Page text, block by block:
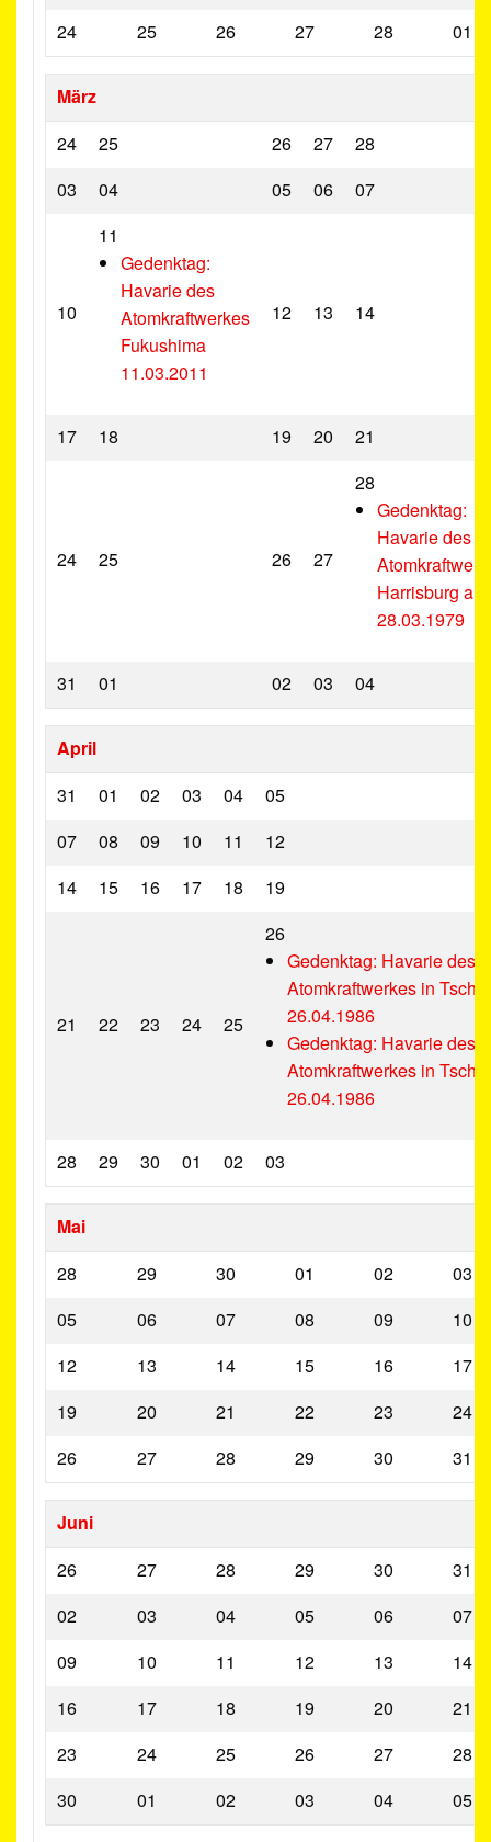
24
25 26 27 28 01
März
24
25 26 27
28
03
04 05 06 07
10
11
Gedenktag:
Havarie des
Atomkraftwerkes
Fukushima
11.03.2011
12 13 14
17 18 19 20 21
24 25 26 27
28
Gedenktag:
Havarie des
Harrisburg am
28.03.1979
31 01 02 03 04
April
31
01 02 03 04
05
07
08 09 10 11
12
14
15 16 17 18 19
21 22 23 24 25
26
Gedenktag: Havarie des
Atomkraftwerkes in
26.04.1986
Gedenktag: Havarie des
Atomkraftwerkes in
26.04.1986
28 29 30 01 02 03
Mai
28
29 30 01 02
03
05
06 07 08 09
10
12
13 14 15 16
17
19
20 21 22 23
24
26
27 28 29 30 31
Juni
26
27 28 29 30
31
02
03 04 05 06
07
09
10 11 12 13
14
16
17 18 19 20
21
23
24 25 26 27
28
30
01 02 03 04 05